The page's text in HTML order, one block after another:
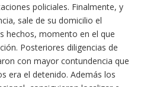
policiales. Finalmente, y
sale de su domicilio el
hechos, momento en el que
Posteriores diligencias de
con mayor contundencia que
era el detenido. Además los